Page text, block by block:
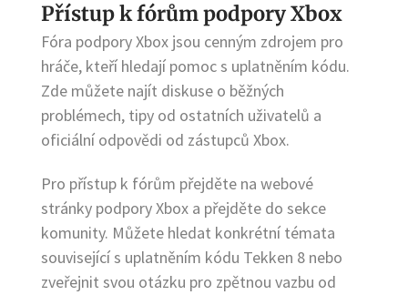
Přístup k fórům podpory Xbox
Fóra podpory Xbox jsou cenným zdrojem pro
hráče, kteří hledají pomoc s uplatněním kódu.
Zde můžete najít diskuse o běžných
problémech, tipy od ostatních uživatelů a
oficiální odpovědi od zástupců Xbox.
Pro přístup k fórům přejděte na webové
stránky podpory Xbox a přejděte do sekce
komunity. Můžete hledat konkrétní témata
související s uplatněním kódu Tekken 8 nebo
zveřejnit svou otázku pro zpětnou vazbu od